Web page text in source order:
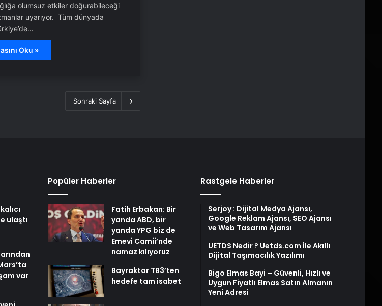
olumsuz etkiler doğurabileceği
uyarıyor. Tüm dünyada
Oku »
Sonraki Sayfa
ulaştı
var
Popüler Haberler
Fatih Erbakan: Bir
yanda ABD, bir
yanda YPG biz de
Emevi Camii’nde
namaz kılıyoruz
Bayraktar TB3’ten
hedefe tam isabet
Rastgele Haberler
Serjoy : Dijital Medya Ajansı,
Google Reklam Ajansı, SEO Ajansı
ve Web Tasarım Ajansı
UETDS Nedir ? Uetds.com İle Akıllı
Dijital Taşımacılık Yazılımı
Bigo Elmas Bayi – Güvenli, Hızlı ve
Uygun Fiyatlı Elmas Satın Almanın
Yeni Adresi